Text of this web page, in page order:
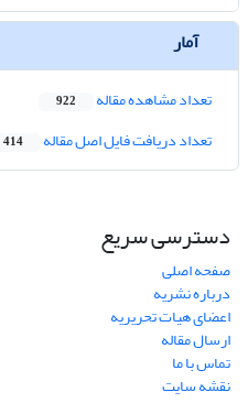
آمار
تعداد مشاهده مقاله 922
تعداد دریافت فایل اصل مقاله 414
دسترسی سریع
صفحه اصلی
درباره نشریه
اعضای هیات تحریریه
ارسال مقاله
تماس با ما
نقشه سایت